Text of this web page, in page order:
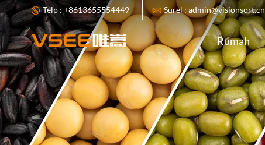
Telp : +8613655554449 Surel : admin@visionsort.cn
Rumah